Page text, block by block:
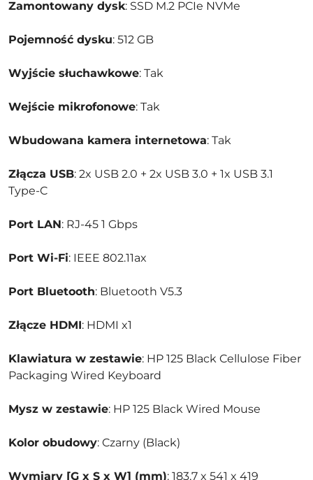
Zamontowany dysk: SSD M.2 PCIe NVMe
Pojemność dysku: 512 GB
Wyjście słuchawkowe: Tak
Wejście mikrofonowe: Tak
Wbudowana kamera internetowa: Tak
Złącza USB: 2x USB 2.0 + 2x USB 3.0 + 1x USB 3.1
Type-C
Port LAN: RJ-45 1 Gbps
Port Wi-Fi: IEEE 802.11ax
Port Bluetooth: Bluetooth V5.3
Złącze HDMI: HDMI x1
Klawiatura w zestawie: HP 125 Black Cellulose Fiber
Packaging Wired Keyboard
Mysz w zestawie: HP 125 Black Wired Mouse
Kolor obudowy: Czarny (Black)
Wymiary [G x S x W] (mm): 183,7 x 541 x 419